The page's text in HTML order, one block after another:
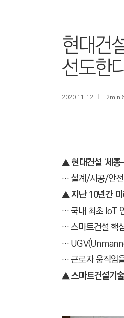
E
R
I
G
S
T
R
I
O
N
현대건
선도한
2020.11.12 2min
▲ 현대건설 ‘세
… 설계/시공/안전
▲지난 10년간
… 국내 최초 IoT
… 스마트건설 핵
…
… 근로자 움직임
▲스마트건설기